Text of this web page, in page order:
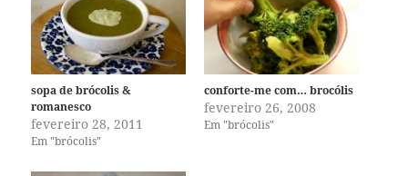
sopa de brócolis &
romanesco
fevereiro 28, 2011
Em "brócolis"
conforte-me com… brocólis
fevereiro 26, 2008
Em "brócolis"